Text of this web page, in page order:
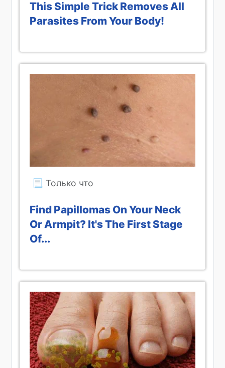
This Simple Trick Removes All
Parasites From Your Body!
Find Papillomas On Your Neck
Or Armpit? It's The First Stage
Of...